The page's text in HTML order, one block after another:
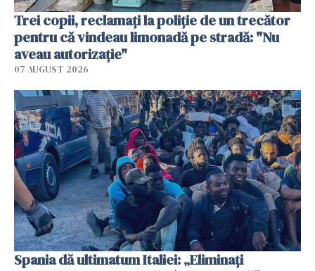
Trei copii, reclamați la poliție de un trecător
pentru că vindeau limonadă pe stradă: "Nu
aveau autorizație"
07 AUGUST 2026
Spania dă ultimatum Italiei: „Eliminați